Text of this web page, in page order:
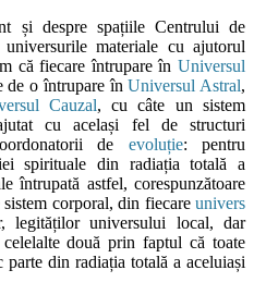
și despre spațiile Centrului de
materiale cu ajutorul
că fiecare întrupare în Universul
de o întrupare înUniversul Astral,
Cauzal, cu câte un sistem
cu același fel de structuri
de evoluție: pentru
spirituale din radiația totală a
întrupată astfel, corespunzătoare
sistem corporal, din fiecare univers
legităților universului local, dar
două prin faptul că toate
din radiația totală a aceluiași